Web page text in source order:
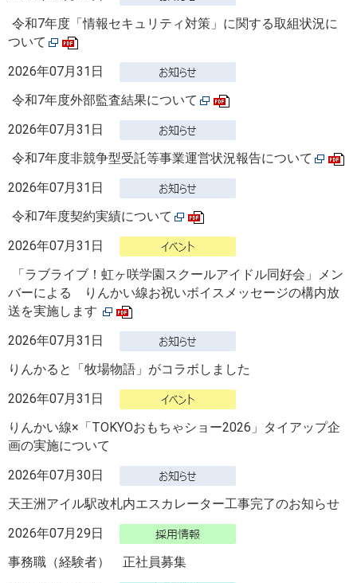
令和7年度「情報セキュリティ対策」に関する取組状況に
ついて
2026年07月31日
令和7年度外部監査結果について
2026年07月31日
令和7年度非競争型受託等事業運営状況報告について
2026年07月31日
令和7年度契約実績について
2026年07月31日
「ラブライブ！虹ヶ咲学園スクールアイドル同好会」メン
バーによる りんかい線お祝いボイスメッセージの構内放
送を実施します
2026年07月31日
りんかると「牧場物語」がコラボしました
2026年07月31日
りんかい線×「TOKYOおもちゃショー2026」タイアップ企
画の実施について
2026年07月30日
天王洲アイル駅改札内エスカレーター工事完了のお知らせ
2026年07月29日
事務職（経験者） 正社員募集